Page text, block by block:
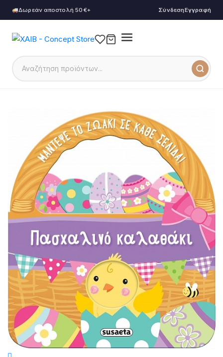
Δωρεάν αποστολή 50€+ ΣύνδεσηΕγγραφή